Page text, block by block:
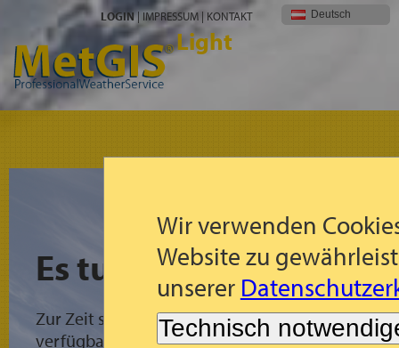
Wir verwenden
Website zu
unserer
Technisch
LOGIN| IMPRESSUM | KONTAKT Deutsch
Light
Es tut uns leid!
Zur Zeit sind für die gewählte Region keine
verfügbar.